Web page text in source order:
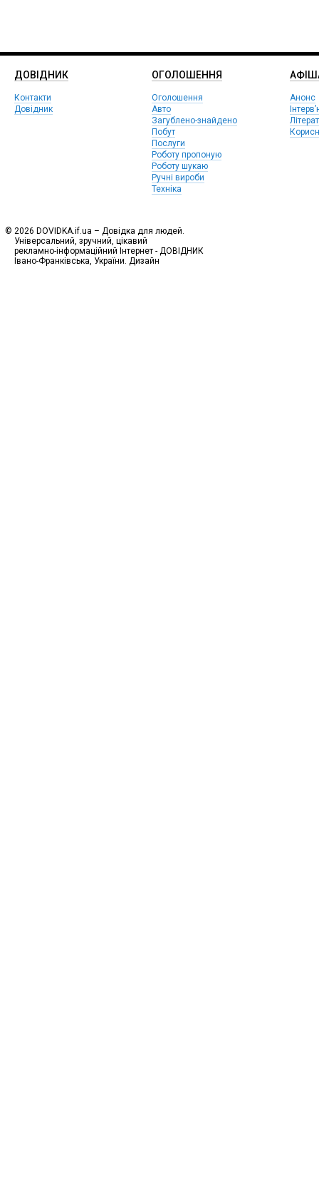
ДОВІДНИК
Контакти
Довідник
ОГОЛОШЕННЯ
Оголошення
Авто
Загублено-знайдено
Побут
Послуги
Роботу пропоную
Роботу шукаю
Ручні вироби
Техніка
Анонс
© 2026 DOVIDKA.if.ua – Довідка для людей.
Універсальний, зручний, цікавий
рекламно-інформаційний Інтернет - ДОВІДНИК
Івано-Франківська, України. Дизайн